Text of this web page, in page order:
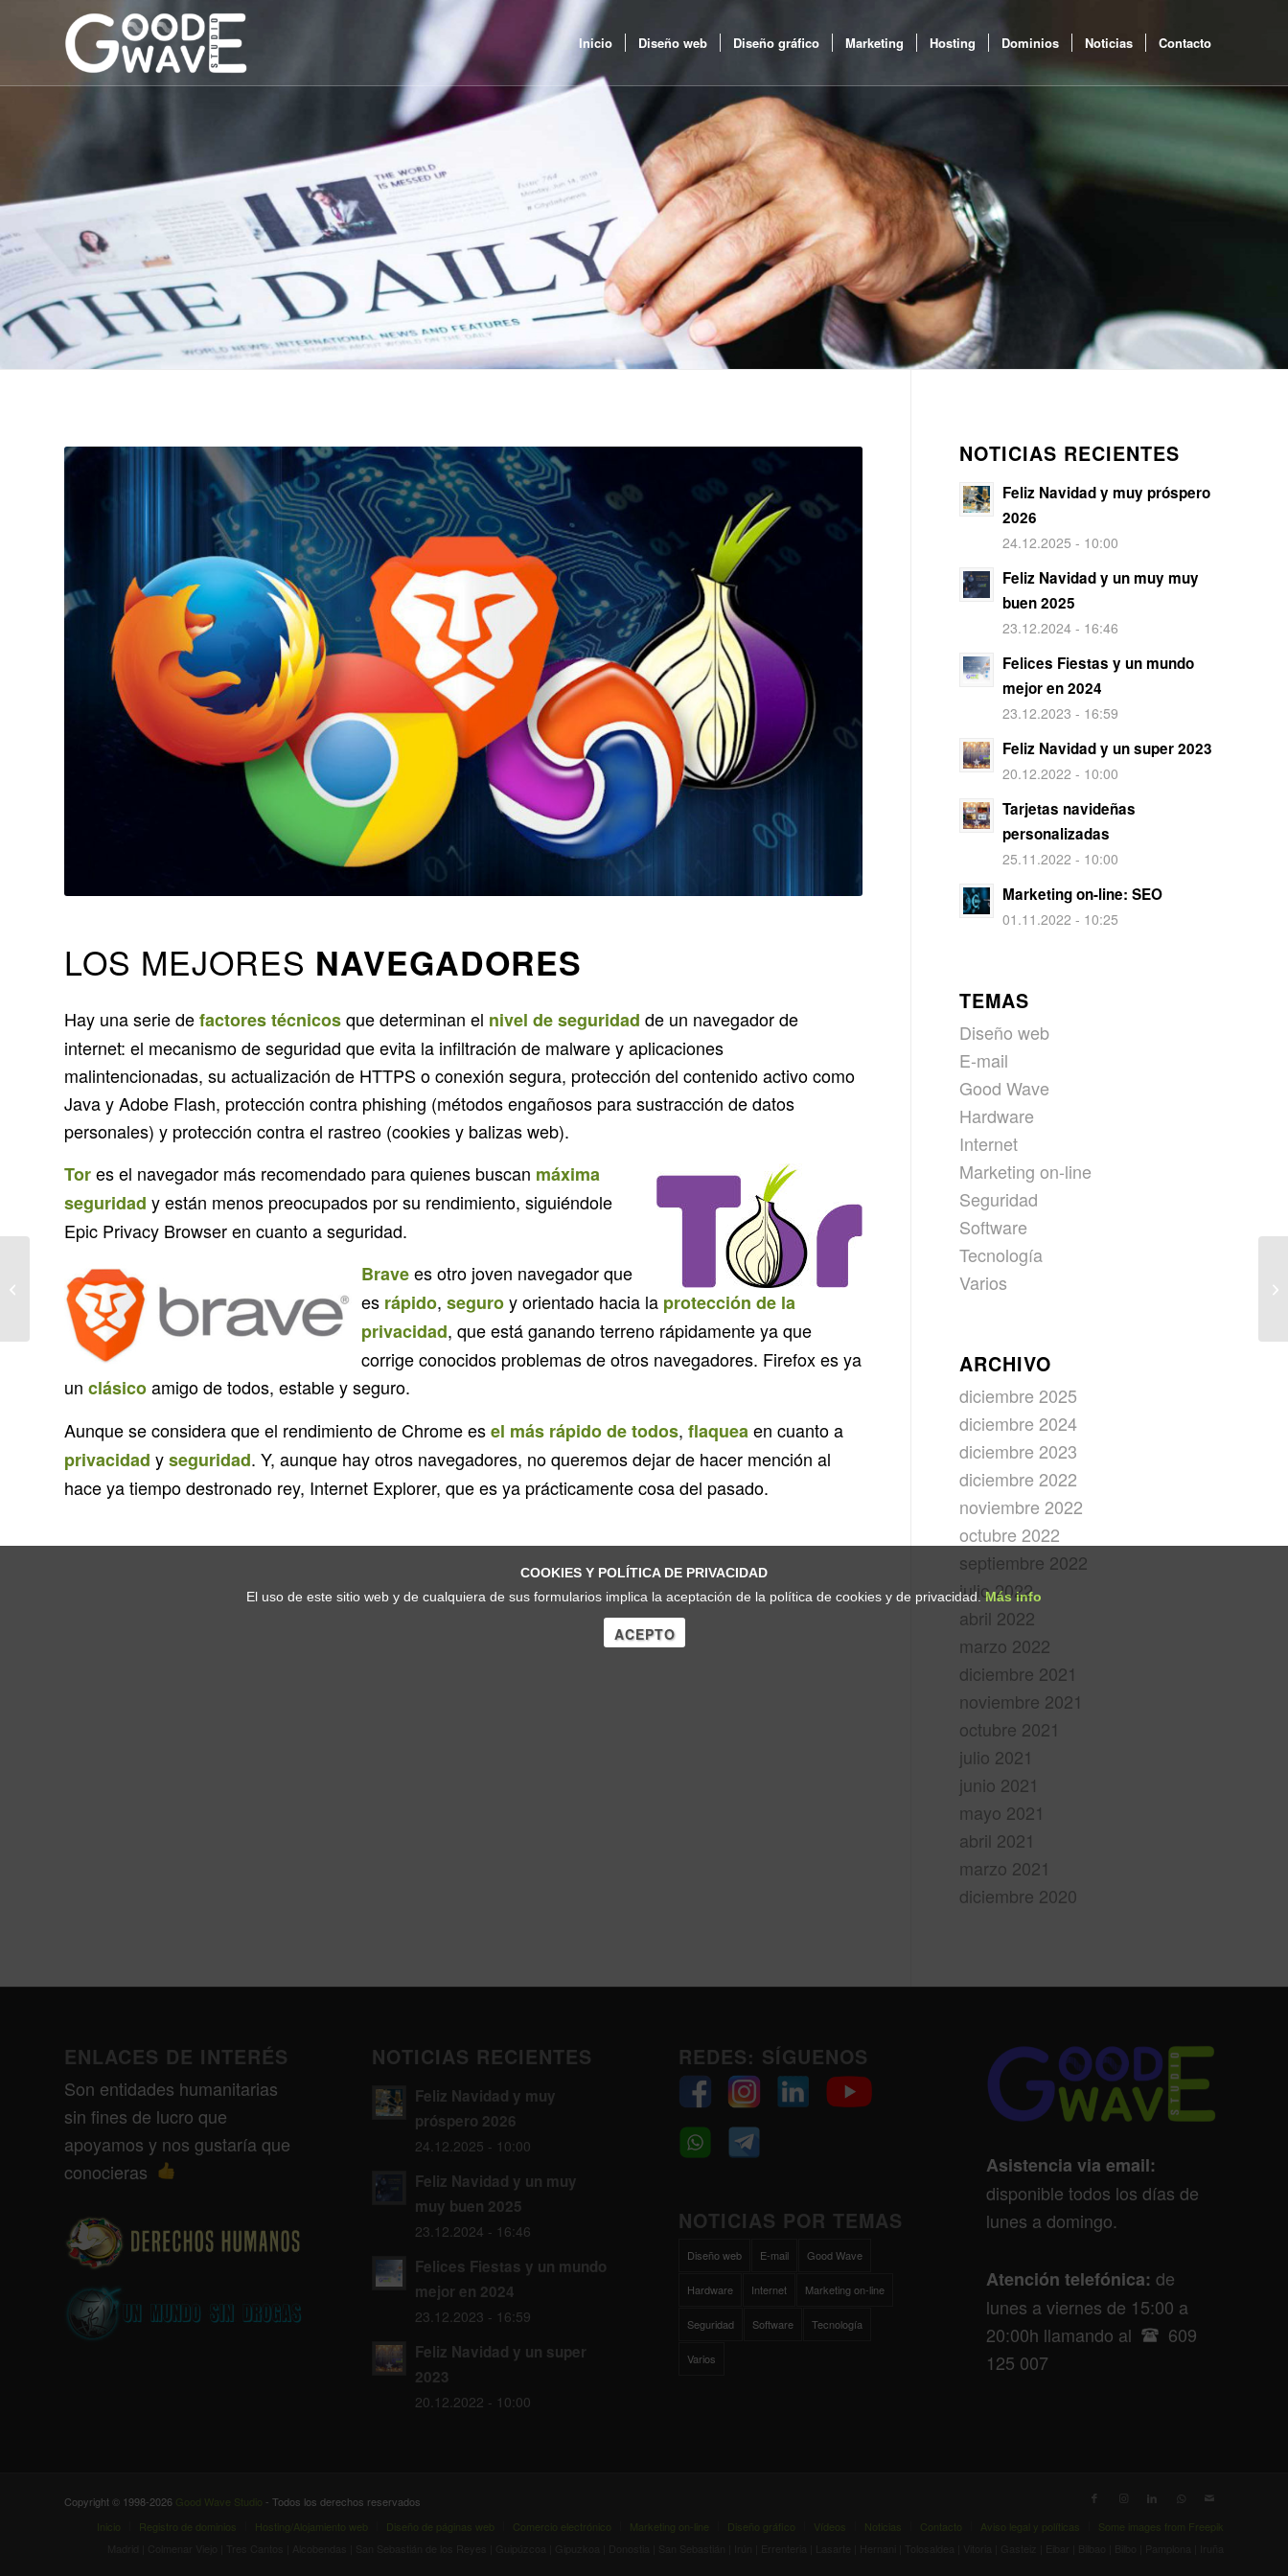
Inicio Diseño web Diseño gráfico Marketing Hosting Dominios Noticias Contacto
LOS MEJORES NAVEGADORES
Hay una serie defactores técnicosque determinan el nivel de seguridad de un navegador de
internet: el mecanismo de seguridad que evita la infiltración de malware y aplicaciones
malintencionadas, su actualización de HTTPS o conexión segura, protección del contenido activo como
Java y Adobe Flash, protección contra phishing (métodos engañosos para sustracción de datos
personales) y protección contra el rastreo (cookies y balizas web).
Tores el navegador más recomendado para quienes buscan máxima
seguridad y están menos preocupados por su rendimiento, siguiéndole
Epic Privacy Browser en cuanto a seguridad.
Bravees otro joven navegador que
es rápido, seguroy orientado hacia la protección de la
privacidad, que está ganando terreno rápidamente ya que
corrige conocidos problemas de otros navegadores. Firefox es ya
un clásicoamigo de todos, estable y seguro.
Aunque se considera que el rendimiento de Chrome esel más rápido de todos, flaqueaen cuanto a
privacidad yseguridad. Y, aunque hay otros navegadores, no queremos dejar de hacer mención al
hace ya tiempo destronado rey, Internet Explorer, que es ya prácticamente cosa del pasado.
NOTICIAS RECIENTES
Feliz Navidad y muy próspero
2026
24.12.2025 - 10:00
Feliz Navidad y un muy muy
buen 2025
23.12.2024 - 16:46
Felices Fiestas y un mundo
mejor en 2024
23.12.2023 - 16:59
Feliz Navidad y un super 2023
20.12.2022 - 10:00
Tarjetas navideñas
personalizadas
25.11.2022 - 10:00
Marketing on-line: SEO
01.11.2022 - 10:25
TEMAS
Diseño web
E-mail
Good Wave
Hardware
Internet
Marketing on-line
Seguridad
Software
Tecnología
Varios
ARCHIVO
diciembre 2025
diciembre 2024
diciembre 2023
diciembre 2022
noviembre 2022
octubre 2022
septiembre 2022
julio 2022
abril 2022
marzo 2022
diciembre 2021
noviembre 2021
octubre 2021
julio 2021
junio 2021
mayo 2021
abril 2021
marzo 2021
diciembre 2020
ENLACES DE INTERÉS
Son entidades humanitarias
sin fines de lucro que
apoyamos y nos gustaría que
conocieras
NOTICIAS RECIENTES
Feliz Navidad y muy
próspero 2026
24.12.2025 - 10:00
Feliz Navidad y un muy
muy buen 2025
23.12.2024 - 16:46
Felices Fiestas y un mundo
mejor en 2024
23.12.2023 - 16:59
Feliz Navidad y un super
2023
20.12.2022 - 10:00
REDES: SÍGUENOS
NOTICIAS POR TEMAS
Diseño web E-mail Good Wave
Hardware Internet Marketing on-line
Seguridad Software Tecnología
Varios
Asistencia via email:
disponible todos los días de
lunes a domingo.
Atención telefónica: de
lunes a viernes de 15:00 a
20:00h llamando al
609
125 007
Copyright © 1998-2026 Good Wave Studio - Todos los derechos reservados
Inicio
Registro de dominios Hosting/Alojamiento web Diseño de páginas web Comercio electrónico Marketing on-line Diseño gráfico Vídeos Noticias Contacto Aviso legal y políticas
Some images from Freepik
Copias de seguridad
COOKIES Y POLÍTICA DE PRIVACIDAD
El uso de este sitio web y de cualquiera de sus formularios implica la aceptación de la política de cookies y de privacidad.Más info
ACEPTO